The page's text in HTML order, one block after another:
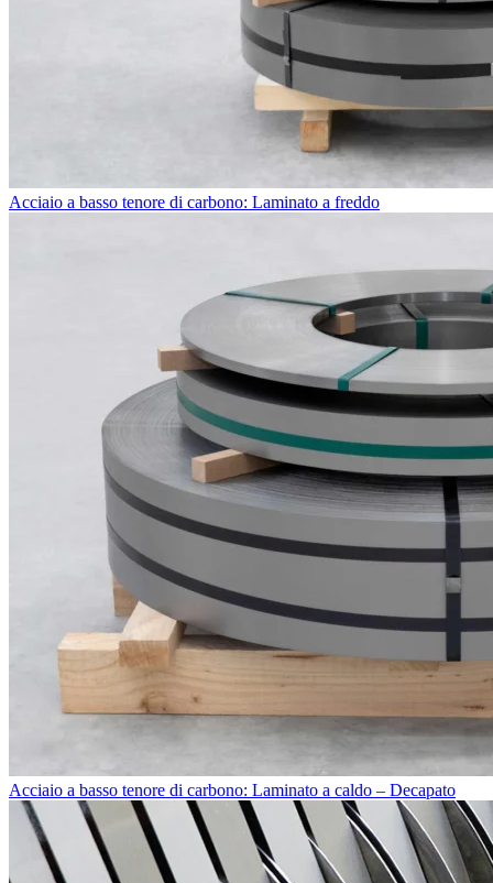
Acciaio a basso tenore di carbono: Laminato a freddo
Acciaio a basso tenore di carbono: Laminato a caldo – Decapato